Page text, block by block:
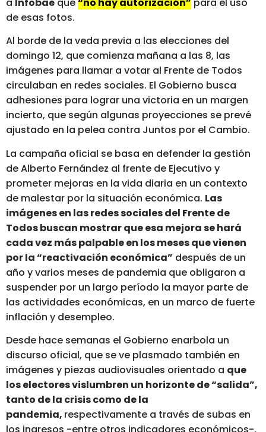
de esas fotos.
Al borde de la veda previa a las elecciones del
domingo 12, que comienza mañana a las 8, las
imágenes para llamar a votar al Frente de Todos
circulaban en redes sociales. El Gobierno busca
adhesiones para lograr una victoria en un margen
incierto, que según algunas proyecciones se prevé
ajustado en la pelea contra Juntos por el Cambio.
La campaña oficial se basa en defender la gestión
de Alberto Fernández al frente de Ejecutivo y
prometer mejoras en la vida diaria en un contexto
de malestar por la situación económica. Las
imágenes en las redes sociales del Frente de
Todos buscan mostrar que esa mejora se hará
cada vez más palpable en los meses que vienen
por la “reactivación económica” después de un
año y varios meses de pandemia que obligaron a
suspender por un largo período la mayor parte de
las actividades económicas, en un marco de fuerte
inflación y desempleo.
Desde hace semanas el Gobierno enarbola un
discurso oficial, que se ve plasmado también en
imágenes y piezas audiovisuales orientado a que
los electores vislumbren un horizonte de “salida”,
tanto de la crisis como de la
pandemia, respectivamente a través de subas en